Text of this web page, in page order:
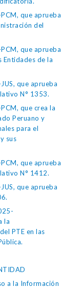
que aprueba
del
que aprueba
Entidades de la
que aprueba
N° 1353.
que crea la
Peruano y
para el
sus
que aprueba
N° 1412.
que aprueba
la
PTE en las
a la Información